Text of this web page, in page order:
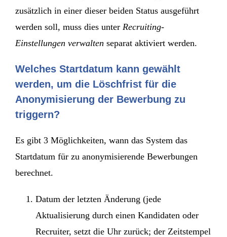
zusätzlich in einer dieser beiden Status ausgeführt
werden soll, muss dies unter Recruiting-
Einstellungen verwalten separat aktiviert werden.
Welches Startdatum kann gewählt
werden, um die Löschfrist für die
Anonymisierung der Bewerbung zu
triggern?
Es gibt 3 Möglichkeiten, wann das System das
Startdatum für zu anonymisierende Bewerbungen
berechnet.
Datum der letzten Änderung (jede
Aktualisierung durch einen Kandidaten oder
Recruiter, setzt die Uhr zurück; der Zeitstempel